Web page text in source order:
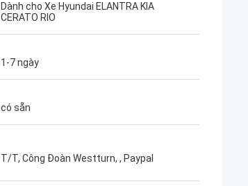
Dành cho Xe Hyundai ELANTRA KIA
CERATO RIO
1-7 ngày
có sẵn
T/T, Công Đoàn Westturn, , Paypal